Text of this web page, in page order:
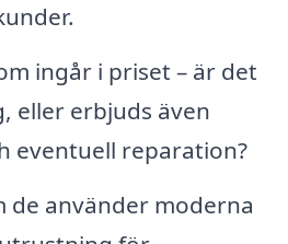
ingår i priset – är det
eller erbjuds även
eventuell reparation?
de använder moderna